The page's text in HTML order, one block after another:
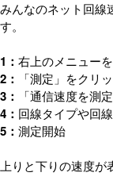
みんなのネット回線
す。
1： 右上のメニュー
2： 「測定」をクリ
3： 「通信速度を測
4： 回線タイプや回
5： 測定開始
上りと下りの速度が